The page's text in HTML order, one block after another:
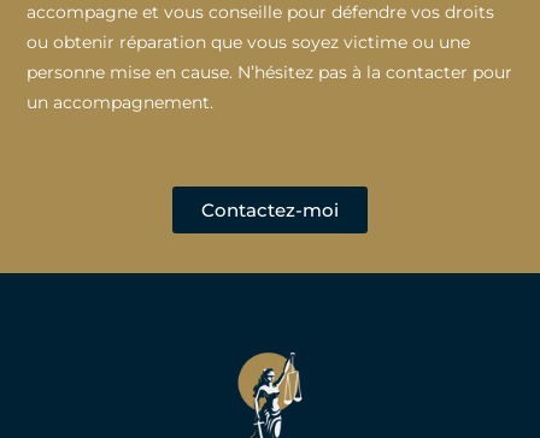
accompagne et vous conseille pour défendre vos droits
ou obtenir réparation que vous soyez victime ou une
personne mise en cause. N’hésitez pas à la contacter pour
un accompagnement.
Contactez-moi